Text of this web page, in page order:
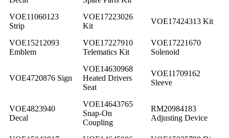
VOE11060123
Strip
VOE17223026
Kit
VOE17424313 Kit
VOE15212093
Emblem
VOE17227910
Telematics Kit
VOE17221670
Solenoid
VOE4720876 Sign
VOE14630968
Heated Drivers
Seat
VOE11709162
Sleeve
VOE4823940
Decal
VOE14643765
Snap-On
Coupling
RM20984183
Adjusting Device